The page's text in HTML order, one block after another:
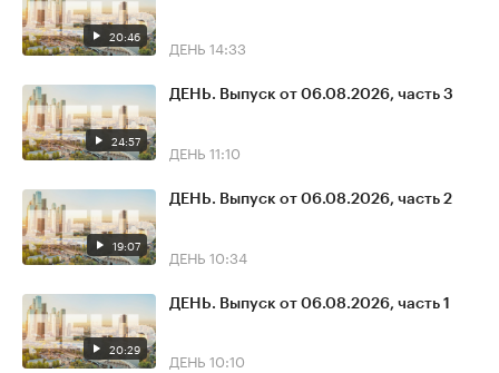
20:46 ДЕНЬ 14:33
24:57
ДЕНЬ. Выпуск от 06.08.2026, часть 3
ДЕНЬ 11:10
19:07
ДЕНЬ. Выпуск от 06.08.2026, часть 2
ДЕНЬ 10:34
20:29
ДЕНЬ. Выпуск от 06.08.2026, часть 1
ДЕНЬ 10:10